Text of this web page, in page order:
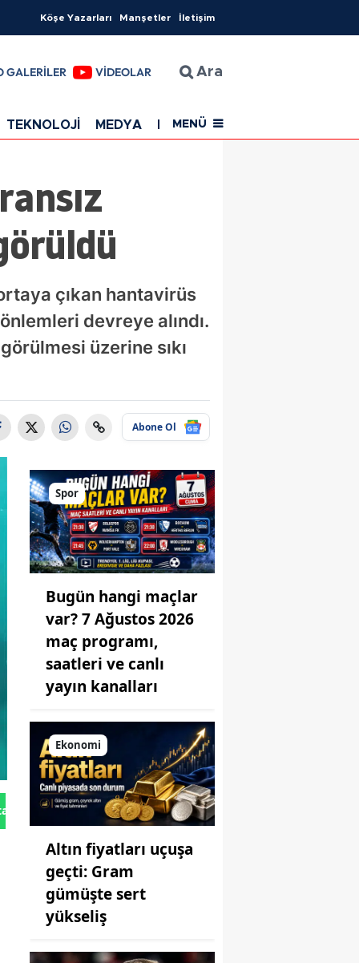
Köşe Yazarları Manşetler İletişim
GALERİLER VİDEOLAR Ara
TEKNOLOJİ MEDYA EĞİTİM SAĞLIK
MENÜ
çıkan hantavirüs
devreye alındı.
üzerine sıkı
Abone Ol
Gönder
Spor
Bugün hangi maçlar
var? 7 Ağustos 2026
maç programı,
saatleri ve canlı
yayın kanalları
Ekonomi
Altın fiyatları uçuşa
geçti: Gram
gümüşte sert
yükseliş